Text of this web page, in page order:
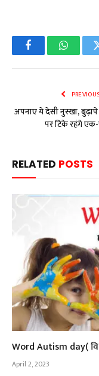
Facebook
अपनाए ये देसी नुस्खा,
पर टिके रहंगे
RELATED POSTS
Word Autism day(
April 2, 2023